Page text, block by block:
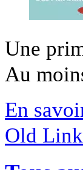
Une
Au
En
Old